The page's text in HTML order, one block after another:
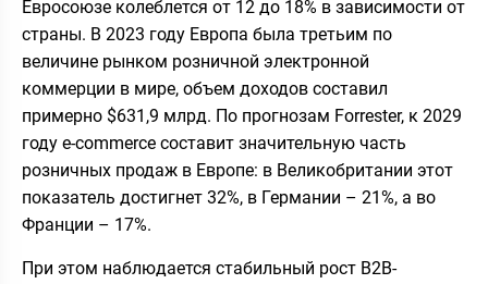
Евросоюзе колеблется от 12 до 18% в зависимости от
страны. В 2023 году Европа была третьим по
величине рынком розничной электронной
коммерции в мире, объем доходов составил
примерно $631,9 млрд. По прогнозам Forrester, к 2029
году e-commerce составит значительную часть
розничных продаж в Европе: в Великобритании этот
показатель достигнет 32%, в Германии – 21%, а во
Франции – 17%.
При этом наблюдается стабильный рост B2B-